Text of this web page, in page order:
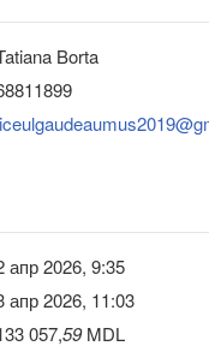
Borta
апр 2026, 9:35
апр 2026, 11:03
057,59MDL